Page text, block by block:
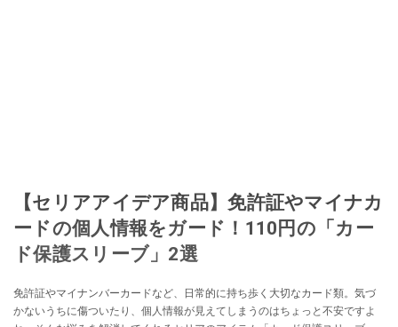
【セリアアイデア商品】免許証やマイナカ
ードの個人情報をガード！110円の「カー
ド保護スリーブ」2選
免許証やマイナンバーカードなど、日常的に持ち歩く大切なカード類。気づ
かないうちに傷ついたり、個人情報が見えてしまうのはちょっと不安ですよ